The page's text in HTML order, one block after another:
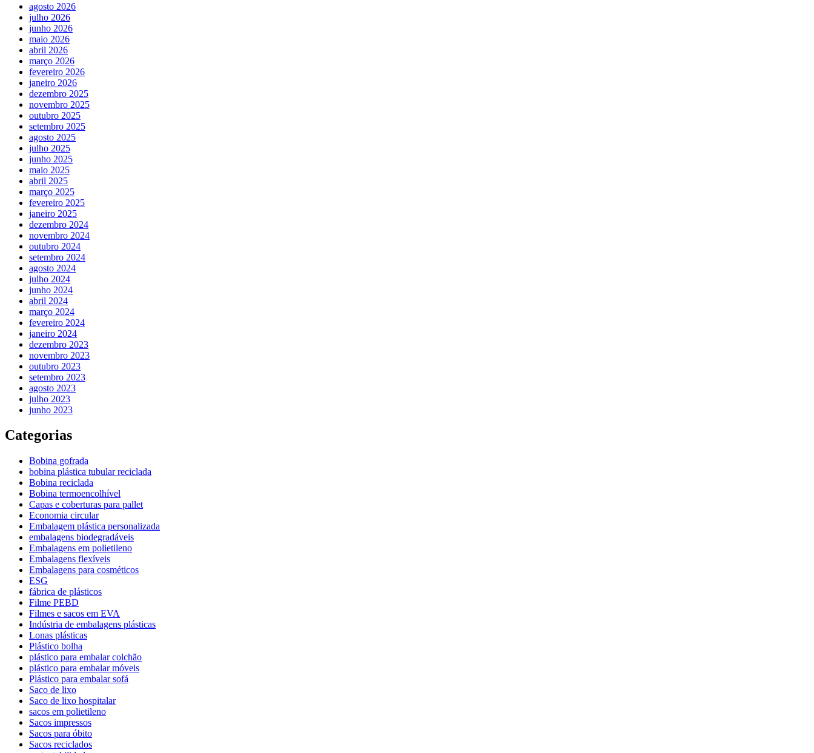
agosto 2026
julho 2026
junho 2026
maio 2026
abril 2026
março 2026
fevereiro 2026
janeiro 2026
dezembro 2025
novembro 2025
outubro 2025
setembro 2025
agosto 2025
julho 2025
junho 2025
maio 2025
abril 2025
março 2025
fevereiro 2025
janeiro 2025
dezembro 2024
novembro 2024
outubro 2024
setembro 2024
agosto 2024
julho 2024
junho 2024
abril 2024
março 2024
fevereiro 2024
janeiro 2024
dezembro 2023
novembro 2023
outubro 2023
setembro 2023
agosto 2023
julho 2023
junho 2023
Categorias
Bobina gofrada
bobina plástica tubular reciclada
Bobina reciclada
Bobina termoencolhível
Capas e coberturas para pallet
Economia circular
Embalagem plástica personalizada
embalagens biodegradáveis
Embalagens em polietileno
Embalagens flexíveis
Embalagens para cosméticos
ESG
fábrica de plásticos
Filme PEBD
Filmes e sacos em EVA
Indústria de embalagens plásticas
Lonas plásticas
Plástico bolha
plástico para embalar colchão
plástico para embalar móveis
Plástico para embalar sofá
Saco de lixo
Saco de lixo hospitalar
sacos em polietileno
Sacos impressos
Sacos para óbito
Sacos reciclados